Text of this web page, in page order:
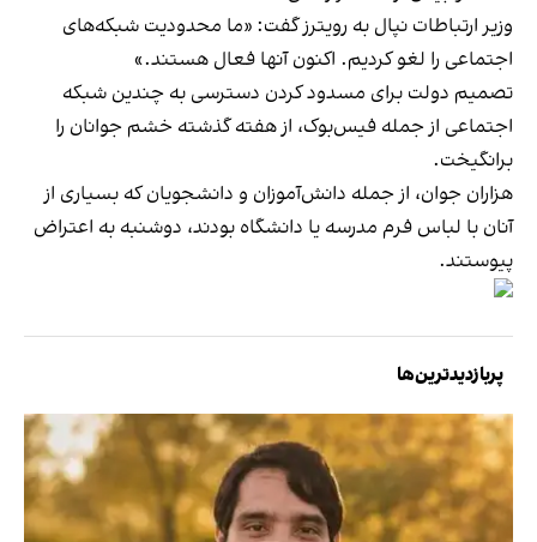
وزیر ارتباطات نپال به رویترز گفت: «ما محدودیت شبکه‌های
اجتماعی را لغو کردیم. اکنون آنها فعال هستند.»
تصمیم دولت برای مسدود کردن دسترسی به چندین شبکه
اجتماعی از جمله فیس‌بوک، از هفته گذشته خشم جوانان را
برانگیخت.
هزاران جوان، از جمله دانش‌آموزان و دانشجویان که بسیاری از
آنان با لباس فرم مدرسه یا دانشگاه بودند، دوشنبه به اعتراض
پیوستند.
پربازدیدترین‌ها